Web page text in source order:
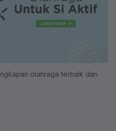
olahraga terbaik dan